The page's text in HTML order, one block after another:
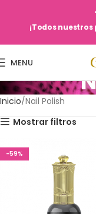
¡Todos nuestros
MENU
Inicio Nail Polish
Mostrar filtros
-59%